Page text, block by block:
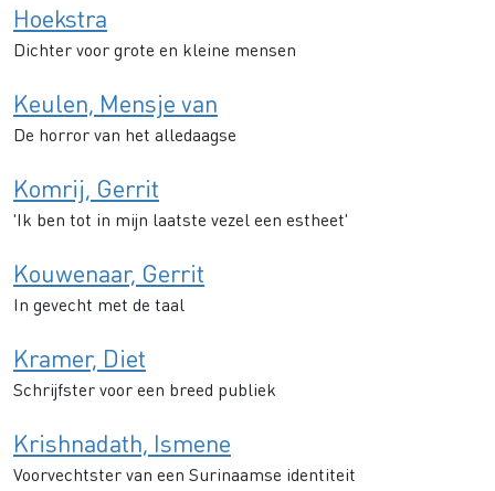
Hoekstra
Dichter voor grote en kleine mensen
Keulen, Mensje van
De horror van het alledaagse
Komrij, Gerrit
'Ik ben tot in mijn laatste vezel een estheet'
Kouwenaar, Gerrit
In gevecht met de taal
Kramer, Diet
Schrijfster voor een breed publiek
Krishnadath, Ismene
Voorvechtster van een Surinaamse identiteit